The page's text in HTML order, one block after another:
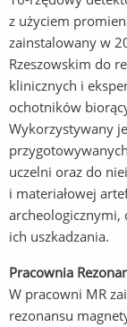
z użyciem
zainstalowany w
Rzeszowskim do
klinicznych i
ochotników
Wykorzystywany
uczelni oraz do
i materiałowej
archeologicznymi,
ich uszkadzania.
Pracownia
W pracowni MR
rezonansu